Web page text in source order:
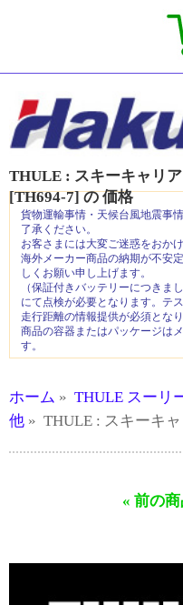
THULE : スキーキャリ
[TH694-7]の価格
貨物運輸事情・天候台風地震事
了承ください。
お客さまには大変ご迷惑をおか
海外メーカー商品の納期が不安
しくお願い申し上げます。
（保証付きバッテリーにつき
にて点検が必要となります。テ
走行距離の情報提供が必須となり
商品の容器またはパッケージは
す。
ホーム » THULE スーリ
他 » THULE : スキーキ
« 前の